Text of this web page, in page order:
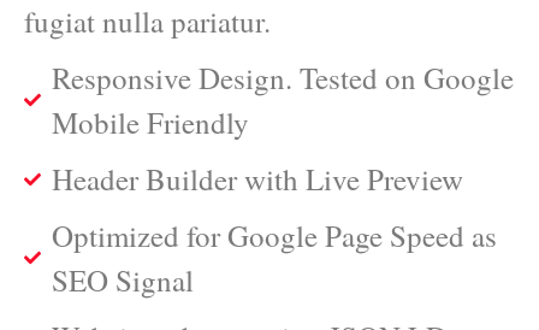
fugiat nulla pariatur.
Responsive Design. Tested on Google
Mobile Friendly
Header Builder with Live Preview
Optimized for Google Page Speed as
SEO Signal